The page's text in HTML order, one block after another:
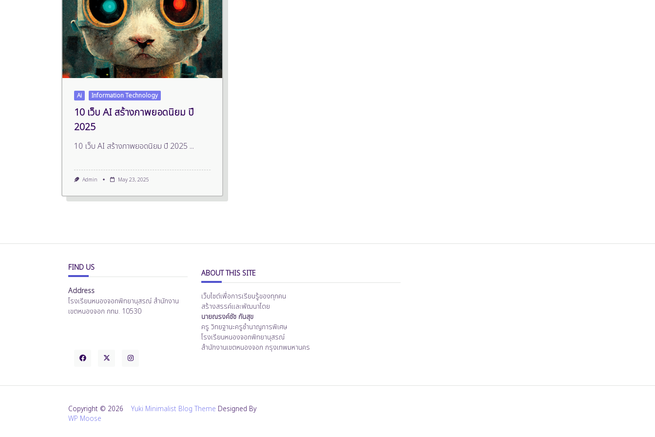
Ai Information Technology
10 เว็บ AI สร้างภาพยอดนิยม ปี
2025
10 เว็บ AI สร้างภาพยอดนิยม ปี 2025 ...
Admin May 23, 2025
FIND US
Address
โรงเรียนหนองจอกพิทยานุสรณ์ สำนักงาน
เขตหนองจอก กทม. 10530
ABOUT THIS SITE
เว็บไซต์เพื่อการเรียนรู้ของทุกคน
สร้างสรรค์และพัฒนาโดย
นายณรงค์ชัช กันสุข
ครู วิทยฐานะครูชำนาญการพิเศษ
โรงเรียนหนองจอกพิทยานุสรณ์
สำนักงานเขตหนองจอก กรุงเทพมหานคร
Copyright © 2026 Yuki Minimalist Blog Theme Designed By
WP Moose